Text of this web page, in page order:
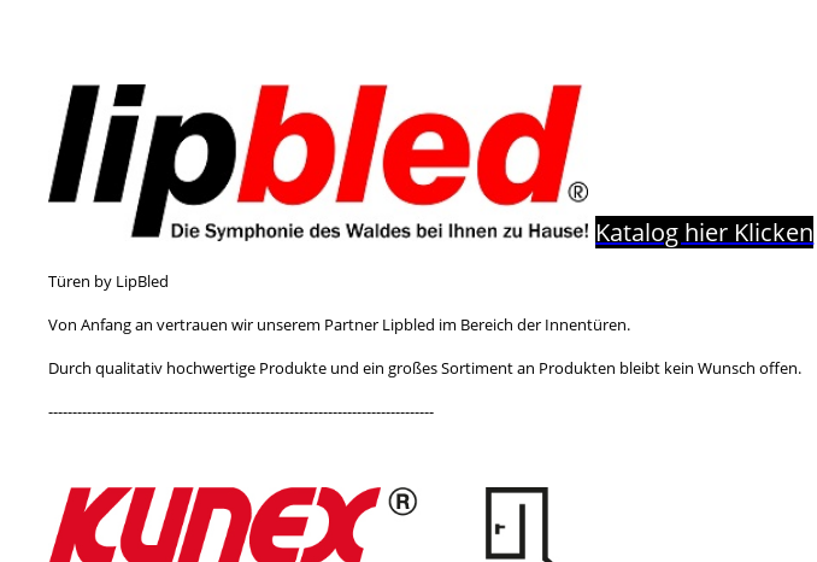
Katalog hier Klicken
Türen by LipBled
Von Anfang an vertrauen wir unserem Partner Lipbled im Bereich der Innentüren.
Durch qualitativ hochwertige Produkte und ein großes Sortiment an Produkten bleibt kein Wunsch offen.
--------------------------------------------------------------------------------